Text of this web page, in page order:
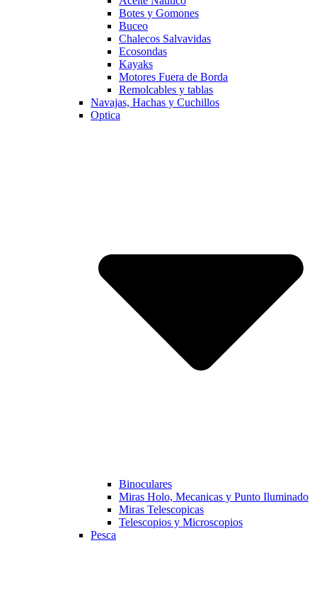
Botes y Gomones
Buceo
Chalecos Salvavidas
Ecosondas
Kayaks
Motores Fuera de Borda
Remolcables y tablas
Navajas, Hachas y Cuchillos
Optica
Binoculares
Miras Holo, Mecanicas y Punto Iluminado
Miras Telescopicas
Telescopios y Microscopios
Pesca